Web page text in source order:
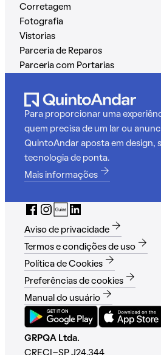
Corretagem
Fotografia
Vistorias
Parceria de Reparos
Parceria com Portarias
Para proporcionar uma
quem precisa de um lar ou
QuintoAndar aposta em design,
tecnologia de ponta.
Mais informações
Aviso de privacidade
Termos e condições de uso
Política de Cookies
Preferências de cookies
Manual do usuário
GRPQA Ltda.